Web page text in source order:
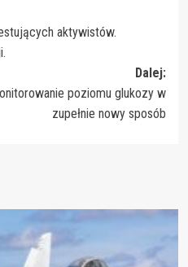
aktywistów.
Dalej:
poziomu glukozy w
zupełnie nowy sposób